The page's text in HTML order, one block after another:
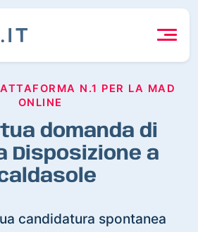
N.1 PER LA MAD
ONLINE
domanda di
Disposizione a
candidatura spontanea